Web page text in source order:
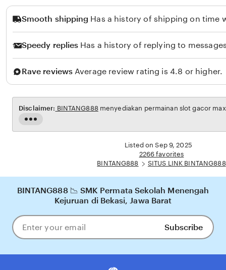
i
d
a
y
a
t
Smooth shipping Has a history of shipping on time
Speedy replies Has a history of replying to
Rave reviews Average review rating is 4.8 or higher.
Read
the
Disclaimer: BINTANG888menyediakan permainan slot gacor
Listed on Sep 9, 2025
2266 favorites
BINTANG888
SITUS LINK BINTANG888
BINTANG888 📉 SMK Permata Sekolah Menengah
Kejuruan di Bekasi, Jawa Barat
Enter
your
Subscribe